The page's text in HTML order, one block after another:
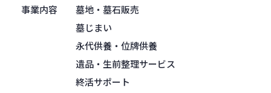
事業内容
墓地・墓石販売
墓じまい
永代供養・位牌供養
遺品・生前整理サービス
終活サポート